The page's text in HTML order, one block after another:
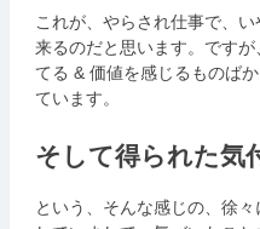
これが、やらされ仕事で、
来るのだと思います。です
てる & 価値を感じるものば
ています。
そして得られた気
という、そんな感じの、徐